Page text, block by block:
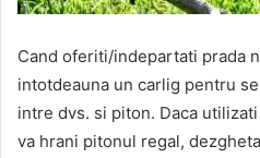
Cand oferiti/indepartati prada
intotdeauna un carlig pentru
intre dvs. si piton. Daca
va hrani pitonul regal,